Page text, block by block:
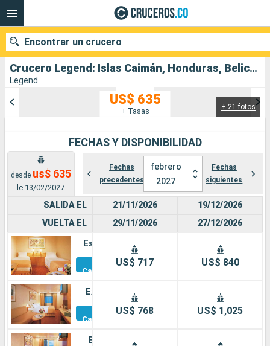
Crucero Legend: Islas Caimán, Honduras, Belice, México, Estados Unidos salida desde Tampa
Legend
+ 21 fotos
US$ 635
+ Tasas
FECHAS Y DISPONIBILIDAD
desde us$ 635
le 13/02/2027
Fechas
precedentes
febrero
2027
Fechas
siguientes
SALIDA EL
VUELTA EL
Estándar
Camarotes
Exterior
Camarotes
Balcón
21/11/2026
29/11/2026
US$ 717
US$ 768
19/12/2026
27/12/2026
US$ 840
US$ 1,025
Encontrar un crucero
Puertos Compañías
Buscar